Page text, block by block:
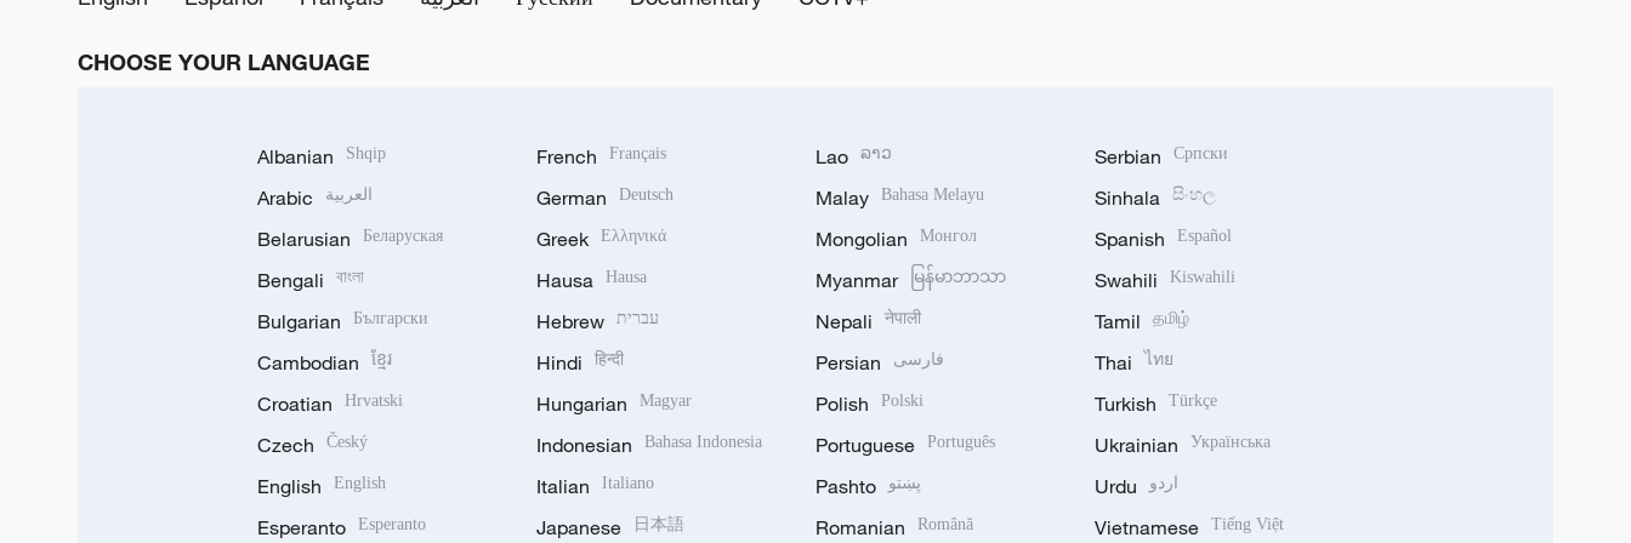
CHOOSE YOUR LANGUAGE
Albanian Shqip
Arabic العربية
Belarusian Беларуская
Bengali বাংলা
Bulgarian Български
Cambodian ខ្មែរ
Croatian Hrvatski
Czech Český
English English
Esperanto Esperanto
French Français
German Deutsch
Greek Ελληνικά
Hausa Hausa
Hebrew עברית
Hindi हिन्दी
Hungarian Magyar
Indonesian Bahasa Indonesia
Italian Italiano
Japanese 日本語
Lao ລາວ
Malay Bahasa Melayu
Mongolian Монгол
Myanmar မြန်မာဘာသာ
Nepali नेपाली
Persian فارسی
Polish Polski
Portuguese Português
Pashto پښتو
Romanian Română
Serbian Српски
Sinhala සිංහල
Spanish Español
Swahili Kiswahili
Tamil தமிழ்
Thai ไทย
Turkish Türkçe
Ukrainian Українська
Urdu اردو
Vietnamese Tiếng Việt